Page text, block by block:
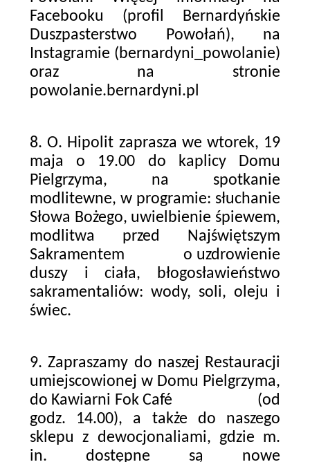
Facebooku (profil Bernardyńskie
Duszpasterstwo Powołań), na
Instagramie (bernardyni_powolanie)
oraz na stronie
powolanie.bernardyni.pl
8. O. Hipolit zaprasza we wtorek, 19
maja o 19.00 do kaplicy Domu
Pielgrzyma, na spotkanie
modlitewne, w programie: słuchanie
Słowa Bożego, uwielbienie śpiewem,
modlitwa przed Najświętszym
Sakramentem o uzdrowienie
duszy i ciała, błogosławieństwo
sakramentaliów: wody, soli, oleju i
świec.
9. Zapraszamy do naszej Restauracji
umiejscowionej w Domu Pielgrzyma,
do Kawiarni Fok Café (od
godz. 14.00), a także do naszego
sklepu z dewocjonaliami, gdzie m.
in. dostępne są nowe